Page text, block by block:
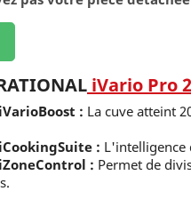
iVario Pro
: La cuve atteint
: L'intelligence
: Permet de